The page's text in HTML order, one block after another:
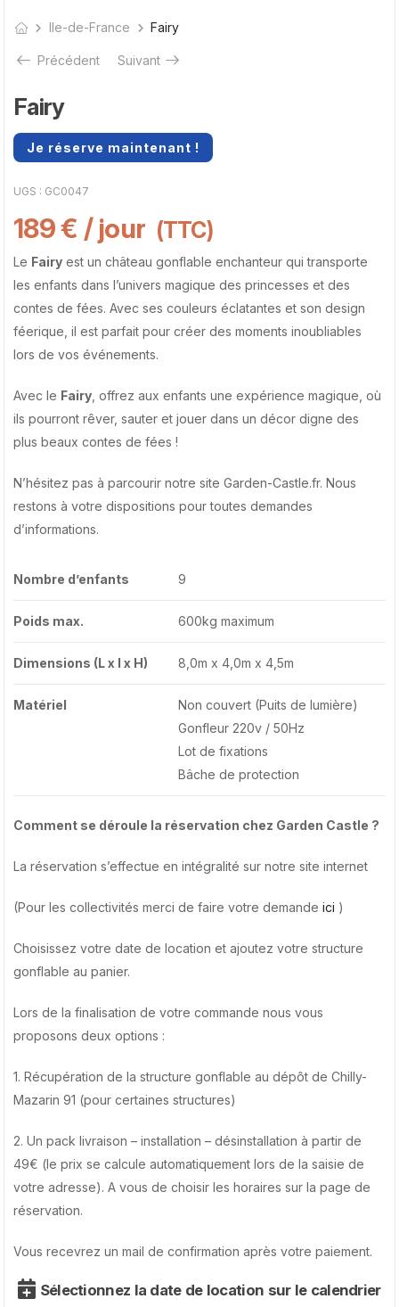
Ile-de-France Fairy
Précédent Suivant
Fairy
Je réserve maintenant !
UGS : GC0047
189€ / jour (TTC)
Le Fairy est un château gonflable enchanteur qui transporte
les enfants dans l’univers magique des princesses et des
contes de fées. Avec ses couleurs éclatantes et son design
féerique, il est parfait pour créer des moments inoubliables
lors de vos événements.
Avec le Fairy , offrez aux enfants une expérience magique, où
ils pourront rêver, sauter et jouer dans un décor digne des
plus beaux contes de fées !
N’hésitez pas à parcourir notre site Garden-Castle.fr. Nous
restons à votre dispositions pour toutes demandes
d’informations.
Nombre d’enfants 9
Poids max. 600kg maximum
Dimensions (L x l x H) 8,0m x 4,0m x 4,5m
Matériel
Non couvert (Puits de lumière)
Gonfleur 220v / 50Hz
Lot de fixations
Bâche de protection
Comment se déroule la réservation chez Garden Castle ?
La réservation s’effectue en intégralité sur notre site internet
(Pour les collectivités merci de faire votre demande ici )
Choisissez votre date de location et ajoutez votre structure
gonflable au panier.
Lors de la finalisation de votre commande nous vous
proposons deux options :
1. Récupération de la structure gonflable au dépôt de Chilly-
Mazarin 91 (pour certaines structures)
2. Un pack livraison – installation – désinstallation à partir de
49€ (le prix se calcule automatiquement lors de la saisie de
votre adresse). A vous de choisir les horaires sur la page de
réservation.
Vous recevrez un mail de confirmation après votre paiement.
Sélectionnez la date de location sur le calendrier